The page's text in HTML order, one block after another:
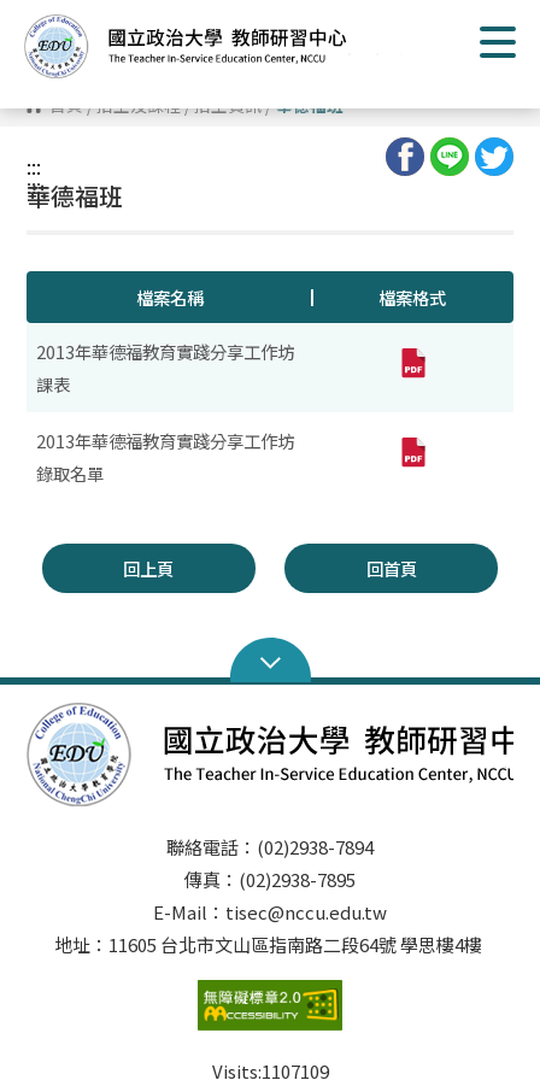
到
主
要
容 首頁/招生及課程/招生資訊/華德福班
:::
:::
華德福班
檔案名稱 檔案格式
2013年華德福教育實踐分享工作坊
課表
2013年華德福教育實踐分享工作坊
錄取名單
回上頁 回首頁
聯絡電話：(02)2938-7894
傳真：(02)2938-7895
E-Mail：tisec@nccu.edu.tw
地址：11605 台北市文山區指南路二段64號 學思樓4樓
Visits:1107109